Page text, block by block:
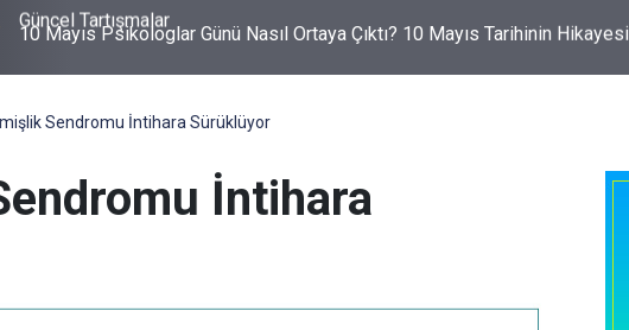
10 Mayıs Psikologlar Günü Nasıl Ortaya Çıktı? 10 Mayıs Tarihinin Hikayesi
Sendromu İntihara Sürüklüyor
İntihara